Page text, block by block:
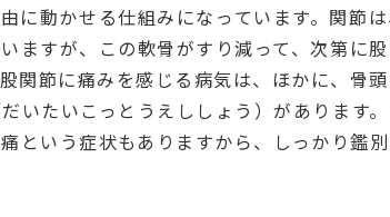
に動かせる仕組みになっています。関節
ますが、この軟骨がすり減って、次第に
関節に痛みを感じる病気は、ほかに、骨
いたいこっとうえししょう）があります
という症状もありますから、しっかり鑑